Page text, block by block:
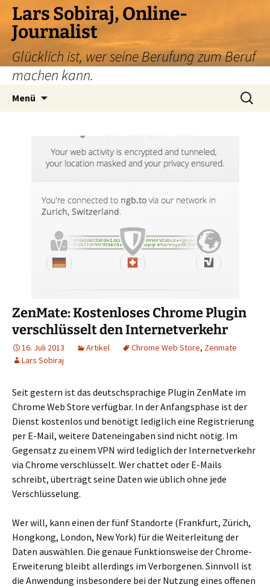
Zum
Inhalt
springen
Lars Sobiraj, Online-
Journalist
Glücklich ist, wer seine Berufung zum Beruf
machen kann.
Menü
Suchen
nach:
ZenMate: Kostenloses Chrome Plugin
verschlüsselt den Internetverkehr
16. Juli 2013 Artikel Chrome Web Store, Zenmate
Lars Sobiraj
Seit gestern ist das deutschsprachige Plugin ZenMate im
Chrome Web Store verfügbar. In der Anfangsphase ist der
Dienst kostenlos und benötigt lediglich eine Registrierung
per E-Mail, weitere Dateneingaben sind nicht nötig. Im
Gegensatz zu einem VPN wird lediglich der Internetverkehr
via Chrome verschlüsselt. Wer chattet oder E-Mails
schreibt, überträgt seine Daten wie üblich ohne jede
Verschlüsselung.
Wer will, kann einen der fünf Standorte (Frankfurt, Zürich,
Hongkong, London, New York) für die Weiterleitung der
Daten auswählen. Die genaue Funktionsweise der Chrome-
Erweiterung bleibt allerdings im Verborgenen. Sinnvoll ist
die Anwendung insbesondere bei der Nutzung eines offenen